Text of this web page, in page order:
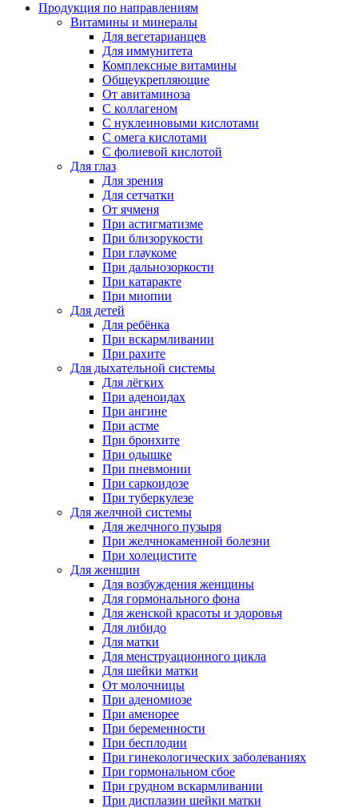
Продукция по направлениям
Витамины и минералы
Для вегетарианцев
Для иммунитета
Комплексные витамины
Общеукрепляющие
От авитаминоза
С коллагеном
С нуклеиновыми кислотами
С омега кислотами
С фолиевой кислотой
Для глаз
Для зрения
Для сетчатки
От ячменя
При астигматизме
При близорукости
При глаукоме
При дальнозоркости
При катаракте
При миопии
Для детей
Для ребёнка
При вскармливании
При рахите
Для дыхательной системы
Для лёгких
При аденоидах
При ангине
При астме
При бронхите
При одышке
При пневмонии
При саркоидозе
При туберкулезе
Для желчной системы
Для желчного пузыря
При желчнокаменной болезни
При холецистите
Для женщин
Для возбуждения женщины
Для гормонального фона
Для женской красоты и здоровья
Для либидо
Для матки
Для менструационного цикла
Для шейки матки
От молочницы
При аденомиозе
При аменорее
При беременности
При бесплодии
При гинекологических заболеваниях
При гормональном сбое
При грудном вскармливании
При дисплазии шейки матки